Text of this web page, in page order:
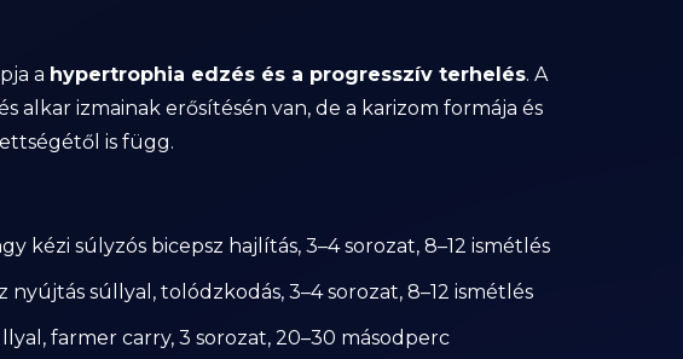
a hypertrophia edzés és a progresszív terhelés. A
alkar izmainak erősítésén van, de a karizom formája és
is függ.
kézi súlyzós bicepsz hajlítás, 3–4 sorozat, 8–12 ismétlés
súllyal, tolódzkodás, 3–4 sorozat, 8–12 ismétlés
farmer carry, 3 sorozat, 20–30 másodperc